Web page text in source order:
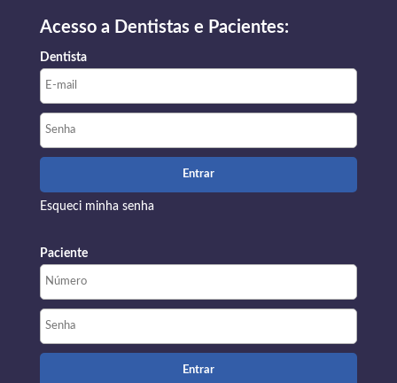
Acesso a Dentistas e Pacientes:
Dentista
Esqueci minha senha
Paciente